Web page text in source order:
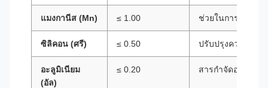
แมงกานีส (Mn) ≤ 1.00 ช่วยในการทำงาน
ซิลิคอน (ศรี) ≤ 0.50 ปรับปรุงความต้าน
อะลูมิเนียม
(อัล)
≤ 0.20 สารกำจัดออกซิได